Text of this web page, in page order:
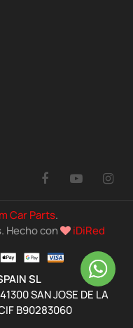
Facebook
Car Parts.
Hecho con
iDiRed
SL
SAN JOSE DE LA
B90283060